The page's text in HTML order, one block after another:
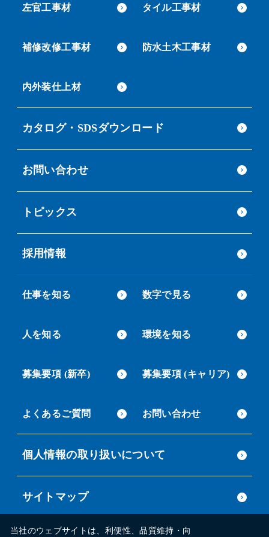
左官工事材 タイル工事材
補修改修工事材 防水土木工事材
内外装仕上材
カタログ・SDSダウンロード
お問い合わせ
トピックス
採用情報
仕事を知る 数字で見る
人を知る 環境を知る
募集要項 (新卒) 募集要項 (キャリア)
よくあるご質問 お問い合わせ
個人情報の取り扱いについて
サイトマップ
当社のウェブサイトは、利便性、品質維持・向